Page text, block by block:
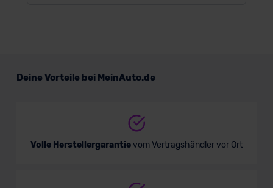
Deine Vorteile bei MeinAuto.de
Volle Herstellergarantievom Vertragshändler vor Ort